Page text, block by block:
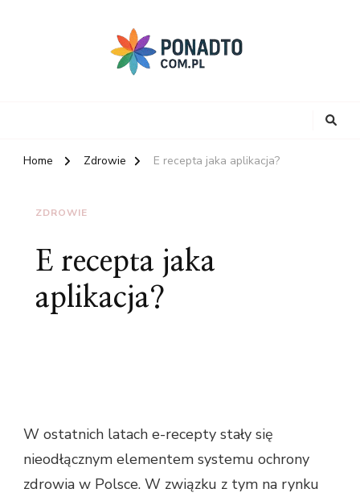
Home Zdrowie E recepta jaka aplikacja?
ZDROWIE
E recepta jaka
aplikacja?
W ostatnich latach e-recepty stały się
nieodłącznym elementem systemu ochrony
zdrowia w Polsce. W związku z tym na rynku